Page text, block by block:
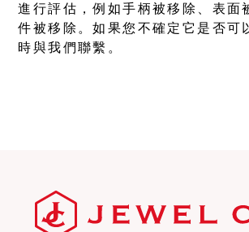
進行評估，例如手柄被移除、表面
件被移除。如果您不確定它是否可
時與我們聯繫。